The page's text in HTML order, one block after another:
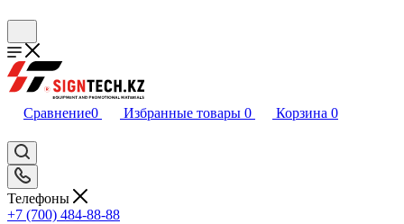
Сравнение0 Избранные товары 0 Корзина 0
Телефоны
+7 (700) 484-88-88